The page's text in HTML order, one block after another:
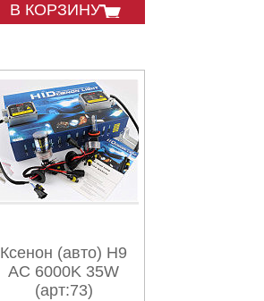
В КОРЗИНУ
Ксенон (авто) H9
AC 6000K 35W
(арт:73)